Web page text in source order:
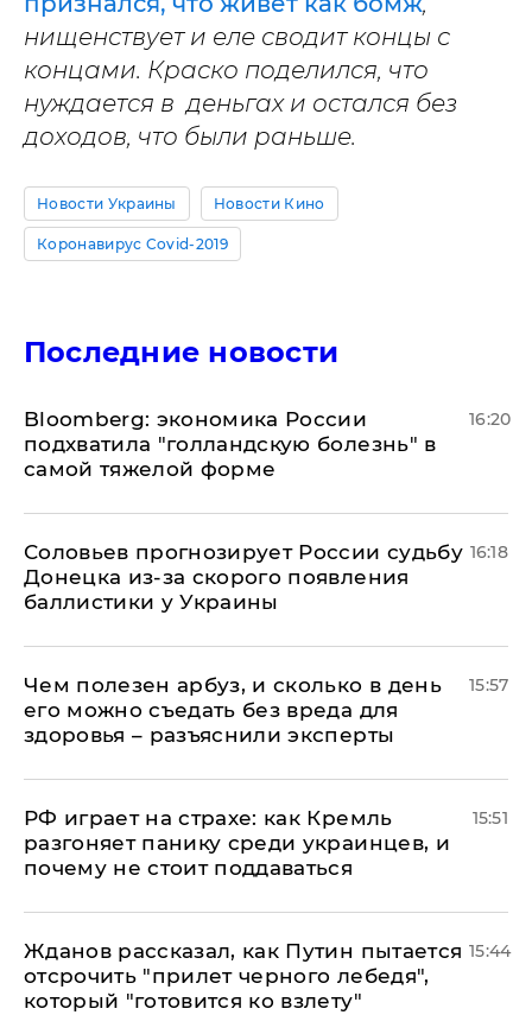
нищенствует и еле сводит концы с
концами. Краско поделился, что
нуждается в деньгах и остался без
доходов, что были раньше.
Новости Украины Новости Кино
Коронавирус Covid-2019
Последние новости
Bloomberg: экономика России
подхватила "голландскую болезнь" в
самой тяжелой форме
16:20
Соловьев прогнозирует России судьбу
Донецка из-за скорого появления
баллистики у Украины
16:18
Чем полезен арбуз, и сколько в день
его можно съедать без вреда для
здоровья – разъяснили эксперты
15:57
РФ играет на страхе: как Кремль
разгоняет панику среди украинцев, и
почему не стоит поддаваться
15:51
Жданов рассказал, как Путин пытается
отсрочить "прилет черного лебедя",
который "готовится ко взлету"
15:44